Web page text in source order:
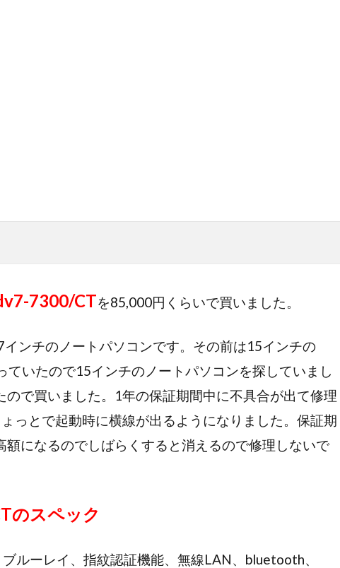
7300/CTを85,000円くらいで買いました。
ンチのノートパソコンです。その前は15インチの
ていたので15インチのノートパソコンを探していまし
ので買いました。1年の保証期間中に不具合が出て修理
っとで起動時に横線が出るようになりました。保証期
額になるのでしばらくすると消えるので修理しないで
のスペック
ルーレイ、指紋認証機能、無線LAN、bluetooth、